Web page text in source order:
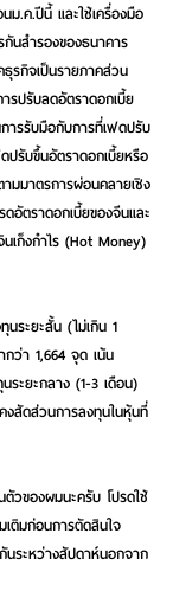
ม.ค.ปีนี้ และใช้เครื่องมือ
นสำรองของธนาคาร
รกิจเป็นรายภาคส่วน
รปรับลดอัตราดอกเบี้ย
ารรับมือกับการที่เฟดปรับ
ปรับขึ้นอัตราดอกเบี้ยหรือ
มมาตรการผ่อนคลายเชิง
อัตราดอกเบี้ยของจีนและ
เก็งกำไร (Hot Money)
ระยะสั้น (ไม่เกิน 1
ว่า 1,664 จุด เน้น
ระยะกลาง (1-3 เดือน)
สัดส่วนการลงทุนในหุ้นที่
วของผมนะครับ โปรดใช้
ติมก่อนการตัดสินใจ
ระหว่างสัปดาห์นอกจาก